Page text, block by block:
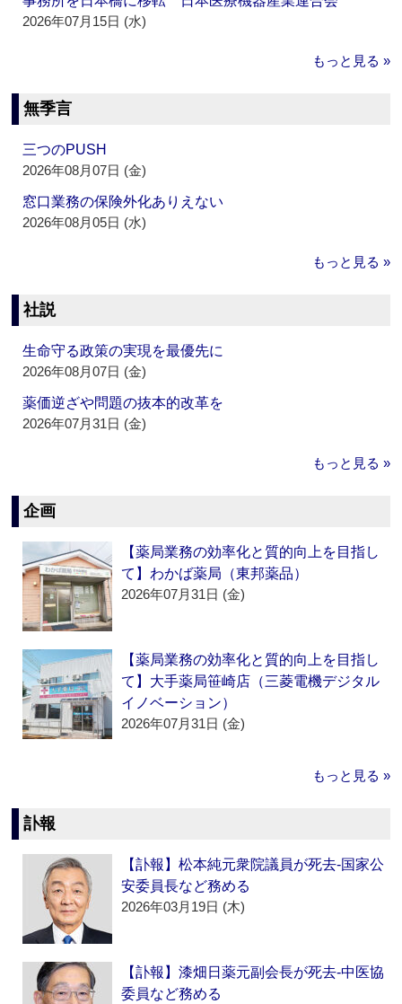
2026年07月15日 (水)
もっと見る »
無季言
三つのPUSH
2026年08月07日 (金)
窓口業務の保険外化ありえない
2026年08月05日 (水)
もっと見る »
社説
生命守る政策の実現を最優先に
2026年08月07日 (金)
薬価逆ざや問題の抜本的改革を
2026年07月31日 (金)
もっと見る »
企画
【薬局業務の効率化と質的向上を目指し
て】わかば薬局（東邦薬品）
2026年07月31日 (金)
【薬局業務の効率化と質的向上を目指し
て】大手薬局笹崎店（三菱電機デジタル
イノベーション）
2026年07月31日 (金)
もっと見る »
訃報
【訃報】松本純元衆院議員が死去‐国家公
安委員長など務める
2026年03月19日 (木)
【訃報】漆畑日薬元副会長が死去‐中医協
委員など務める